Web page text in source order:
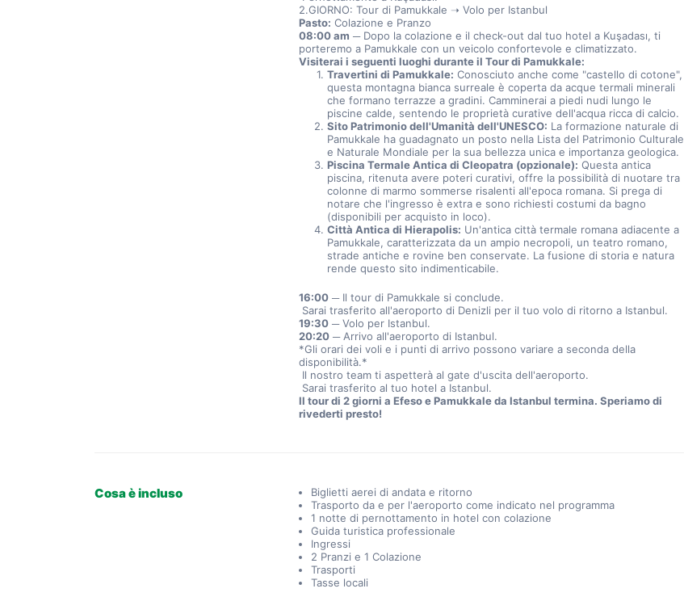
2.GIORNO: Tour di Pamukkale ➝ Volo per Istanbul
Pasto: Colazione e Pranzo
08:00 am ─ Dopo la colazione e il check-out dal tuo hotel a Kuşadası, ti
porteremo a Pamukkale con un veicolo confortevole e climatizzato.
Visiterai i seguenti luoghi durante il Tour di Pamukkale:
Travertini di Pamukkale: Conosciuto anche come "castello di cotone",
questa montagna bianca surreale è coperta da acque termali minerali
che formano terrazze a gradini. Camminerai a piedi nudi lungo le
piscine calde, sentendo le proprietà curative dell'acqua ricca di calcio.
Sito Patrimonio dell'Umanità dell'UNESCO: La formazione naturale di
Pamukkale ha guadagnato un posto nella Lista del Patrimonio Culturale
e Naturale Mondiale per la sua bellezza unica e importanza geologica.
Piscina Termale Antica di Cleopatra (opzionale): Questa antica
piscina, ritenuta avere poteri curativi, offre la possibilità di nuotare tra
colonne di marmo sommerse risalenti all'epoca romana. Si prega di
notare che l'ingresso è extra e sono richiesti costumi da bagno
(disponibili per acquisto in loco).
Città Antica di Hierapolis: Un'antica città termale romana adiacente a
Pamukkale, caratterizzata da un ampio necropoli, un teatro romano,
strade antiche e rovine ben conservate. La fusione di storia e natura
rende questo sito indimenticabile.
16:00 ─ Il tour di Pamukkale si conclude.
Sarai trasferito all'aeroporto di Denizli per il tuo volo di ritorno a Istanbul.
19:30 ─ Volo per Istanbul.
20:20 ─ Arrivo all'aeroporto di Istanbul.
*Gli orari dei voli e i punti di arrivo possono variare a seconda della
disponibilità.*
Il nostro team ti aspetterà al gate d'uscita dell'aeroporto.
Sarai trasferito al tuo hotel a Istanbul.
Il tour di 2 giorni a Efeso e Pamukkale da Istanbul termina. Speriamo di
rivederti presto!
Cosa è incluso
Biglietti aerei di andata e ritorno
Trasporto da e per l'aeroporto come indicato nel programma
1 notte di pernottamento in hotel con colazione
Guida turistica professionale
Ingressi
2 Pranzi e 1 Colazione
Trasporti
Tasse locali